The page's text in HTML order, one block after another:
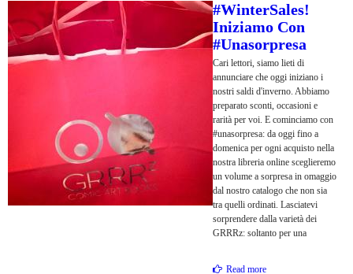
#WinterSales!
Iniziamo Con
#unasorpresa
Cari lettori, siamo lieti di
annunciare che oggi iniziano i
nostri saldi d'inverno. Abbiamo
preparato sconti, occasioni e
rarità per voi. E cominciamo con
#unasorpresa: da oggi fino a
domenica per ogni acquisto nella
nostra libreria online sceglieremo
un volume a sorpresa in omaggio
dal nostro catalogo che non sia
tra quelli ordinati. Lasciatevi
sorprendere dalla varietà dei
GRRRz: soltanto per una
Read more